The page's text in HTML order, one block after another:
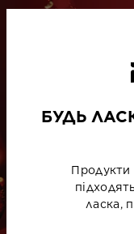
БУДЬ
Продукти
ласка,